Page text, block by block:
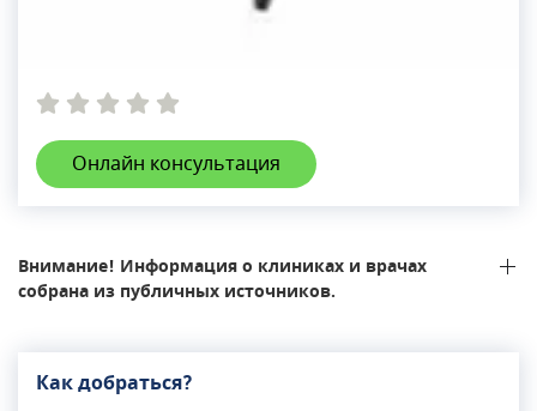
Онлайн консультация
Внимание! Информация о клиниках и врачах
собрана из публичных источников.
Как добраться?